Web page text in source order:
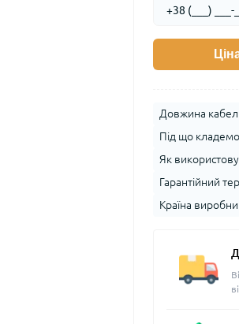
Довжина
Під що
Як
Гарантійний
Країна